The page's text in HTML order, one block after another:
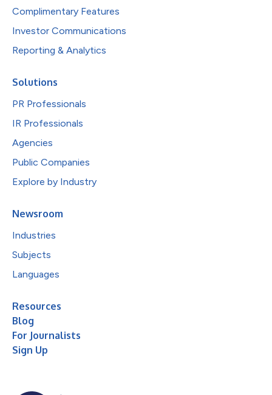
Complimentary Features
Investor Communications
Reporting & Analytics
Solutions
PR Professionals
IR Professionals
Agencies
Public Companies
Explore by Industry
Newsroom
Industries
Subjects
Languages
Resources
Blog
For Journalists
Sign Up